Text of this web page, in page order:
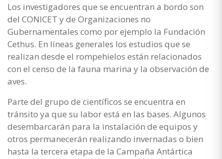
Los investigadores que se encuentran a bordo son
del CONICET y de Organizaciones no
Gubernamentales como por ejemplo la Fundación
Cethus. En líneas generales los estudios que se
realizan desde el rompehielos están relacionados
con el censo de la fauna marina y la observación de
aves.
Parte del grupo de científicos se encuentra en
tránsito ya que su labor está en las bases. Algunos
desembarcarán para la instalación de equipos y
otros permanecerán realizando invernadas o bien
hasta la tercera etapa de la Campaña Antártica